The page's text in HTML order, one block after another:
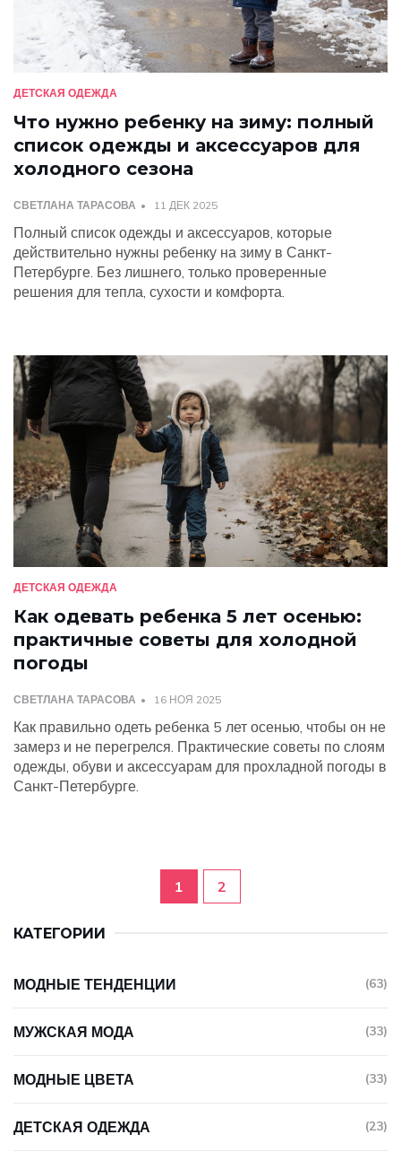
ДЕТСКАЯ ОДЕЖДА
Что нужно ребенку на зиму: полный
список одежды и аксессуаров для
холодного сезона
СВЕТЛАНА ТАРАСОВА 11 ДЕК 2025
Полный список одежды и аксессуаров, которые
действительно нужны ребенку на зиму в Санкт-
Петербурге. Без лишнего, только проверенные
решения для тепла, сухости и комфорта.
ДЕТСКАЯ ОДЕЖДА
Как одевать ребенка 5 лет осенью:
практичные советы для холодной
погоды
СВЕТЛАНА ТАРАСОВА 16 НОЯ 2025
Как правильно одеть ребенка 5 лет осенью, чтобы он не
замерз и не перегрелся. Практические советы по слоям
одежды, обуви и аксессуарам для прохладной погоды в
Санкт-Петербурге.
1 2
КАТЕГОРИИ
МОДНЫЕ ТЕНДЕНЦИИ (63)
МУЖСКАЯ МОДА (33)
МОДНЫЕ ЦВЕТА (33)
ДЕТСКАЯ ОДЕЖДА (23)